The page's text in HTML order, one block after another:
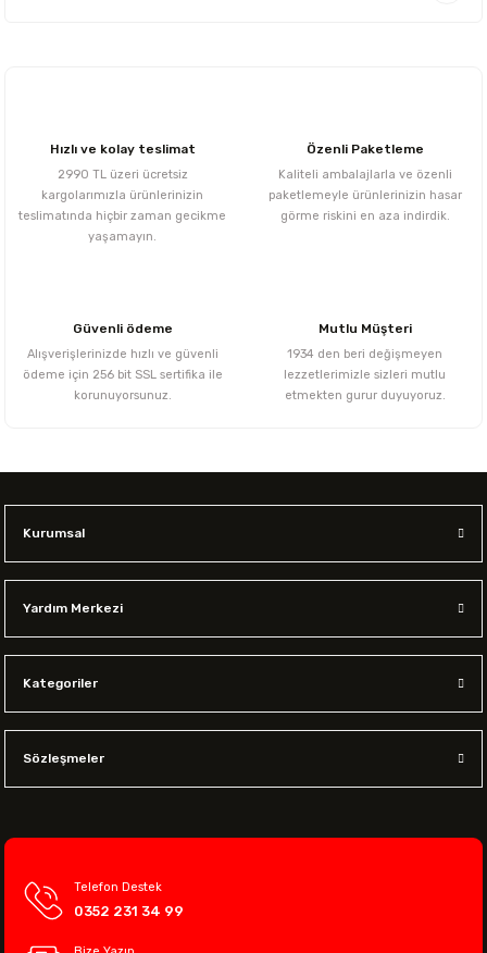
Hızlı ve kolay teslimat
2990 TL üzeri ücretsiz
kargolarımızla ürünlerinizin
teslimatında hiçbir zaman gecikme
yaşamayın.
Özenli Paketleme
Kaliteli ambalajlarla ve özenli
paketlemeyle ürünlerinizin hasar
görme riskini en aza indirdik.
Güvenli ödeme
Alışverişlerinizde hızlı ve güvenli
ödeme için 256 bit SSL sertifika ile
korunuyorsunuz.
Mutlu Müşteri
1934 den beri değişmeyen
lezzetlerimizle sizleri mutlu
etmekten gurur duyuyoruz.
Kurumsal
Yardım Merkezi
Telefon Destek
0352 231 34 99
Kategoriler
Sözleşmeler